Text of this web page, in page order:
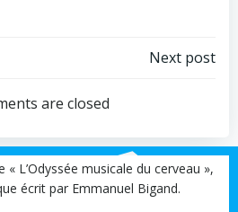
navigation
Next post
are closed
« L’Odyssée musicale du cerveau »,
écrit par Emmanuel Bigand.